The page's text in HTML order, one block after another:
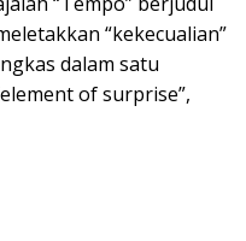
“kekecualian”
dalam satu
of surprise”,